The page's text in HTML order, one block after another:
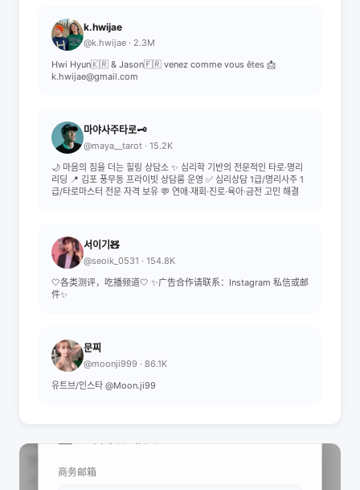
k.hwijae
@k.hwijae · 2.3M
Hwi Hyun🇰🇷 & Jason🇫🇷 venez comme vous êtes 📩
k.hwijae@gmail.com
마야사주타로🗝
@maya__tarot · 15.2K
🌙 마음의 짐을 더는 힐링 상담소 ✨ 심리학 기반의 전문적인 타로·명리
리딩 📍 김포 풍무동 프라이빗 상담룸 운영 ✅ 심리상담 1급/명리사주 1
급/타로마스터 전문 자격 보유 💬 연애·재회·진로·육아·금전 고민 해결
서이기🧸
@seoik_0531 · 154.8K
🤍各类测评，吃播频道🤍 ✨广告合作请联系：Instagram 私信或邮
件✨
문찌
@moonji999 · 86.1K
유트브/인스타 @Moon.ji99
商务邮箱